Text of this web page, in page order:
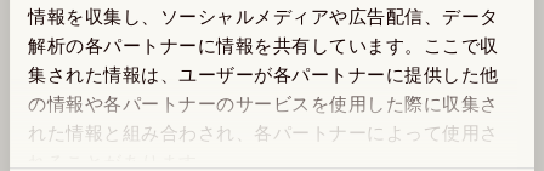
情報を収集し、ソーシャルメディアや広告配信、データ
解析の各パートナーに情報を共有しています。ここで収
集された情報は、ユーザーが各パートナーに提供した他
の情報や各パートナーのサービスを使用した際に収集さ
れた情報と組み合わされ、各パートナーによって使用さ
ベースボールキャップ No.3
GOKUJO はだがけ
￥5,500